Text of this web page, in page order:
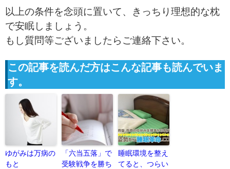
以上の条件を念頭に置いて、きっちり理想的な枕
で安眠しましょう。
もし質問等ございましたらご連絡下さい。
この記事を読んだ方はこんな記事も読んでいま
す。
ゆがみは万病の
もと
「六当五落」で
受験戦争を勝ち
睡眠環境を整え
てると、つらい